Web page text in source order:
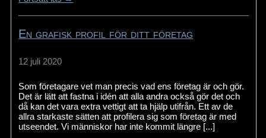
En grafisk profil för ditt företag
12 juli 2020
Som företagare vet man precis vad ens företag är och gör.
Det är lätt att fastna i idén att alla andra också gör det och
då kan det vara extra vettigt att ta hjälp utifrån. Ett av de
allra starkaste sätten att profilera sig som företag är med
utseendet. Vi människor har inte kommit längre [...]